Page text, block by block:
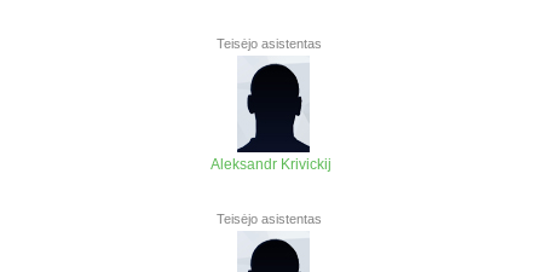
Teisėjo asistentas
Aleksandr Krivickij
Teisėjo asistentas